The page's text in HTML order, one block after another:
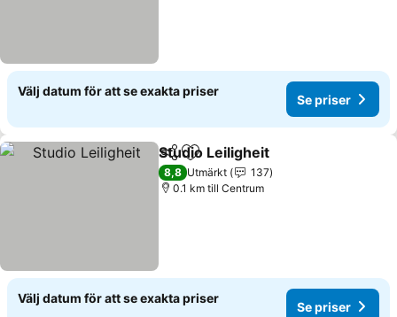
Välj datum för att se exakta priser
Se priser
Dela Lägg till i Mina Favoriter
Studio Leiligheit
8,8 Utmärkt
137
0.1 km till Centrum
Välj datum för att se exakta priser
Se priser